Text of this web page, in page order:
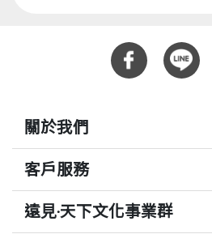
關於我們
客戶服務
遠見‧天下文化事業群